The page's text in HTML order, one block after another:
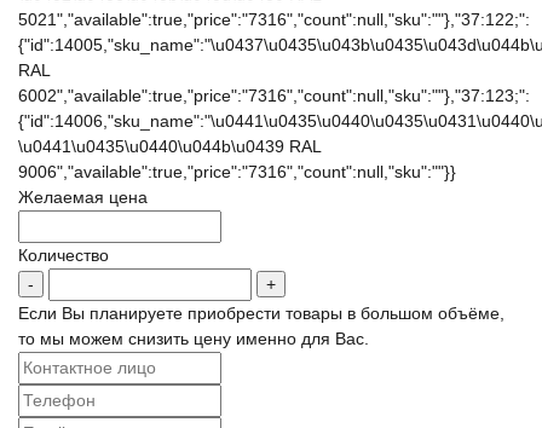
5021","available":true,"price":"7316","count":null,"sku":""},"37:122;":
RAL
6002","available":true,"price":"7316","count":null,"sku":""},"37:123;":
\u0441\u0435\u0440\u044b\u0439 RAL
9006","available":true,"price":"7316","count":null,"sku":""}}
Желаемая цена
Количество
Если Вы планируете приобрести товары в большом объёме,
то мы можем снизить цену именно для Вас.